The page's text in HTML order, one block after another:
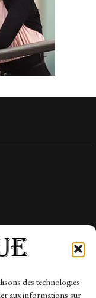
des technologies
aux informations sur